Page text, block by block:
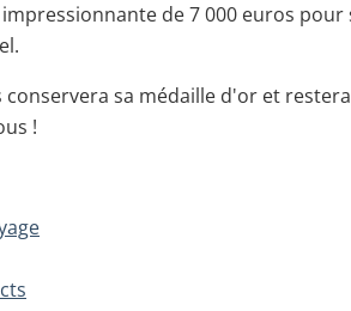
de 7 000 euros
sa médaille d'or et
!